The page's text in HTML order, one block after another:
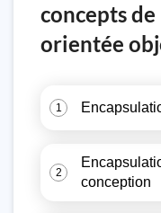
concepts
orientée
1
2
conception